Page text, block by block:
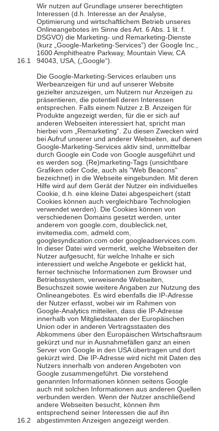
Wir nutzen auf Grundlage unserer berechtigten
Interessen (d.h. Interesse an der Analyse,
Optimierung und wirtschaftlichem Betrieb unseres
Onlineangebotes im Sinne des Art. 6 Abs. 1 lit. f.
DSGVO) die Marketing- und Remarketing-Dienste
(kurz „Google-Marketing-Services”) der Google Inc.,
1600 Amphitheatre Parkway, Mountain View, CA
94043, USA, („Google“).
Die Google-Marketing-Services erlauben uns
Werbeanzeigen für und auf unserer Website
gezielter anzuzeigen, um Nutzern nur Anzeigen zu
präsentieren, die potentiell deren Interessen
entsprechen. Falls einem Nutzer z.B. Anzeigen für
Produkte angezeigt werden, für die er sich auf
anderen Webseiten interessiert hat, spricht man
hierbei vom „Remarketing“. Zu diesen Zwecken wird
bei Aufruf unserer und anderer Webseiten, auf denen
Google-Marketing-Services aktiv sind, unmittelbar
durch Google ein Code von Google ausgeführt und
es werden sog. (Re)marketing-Tags (unsichtbare
Grafiken oder Code, auch als "Web Beacons"
bezeichnet) in die Webseite eingebunden. Mit deren
Hilfe wird auf dem Gerät der Nutzer ein individuelles
Cookie, d.h. eine kleine Datei abgespeichert (statt
Cookies können auch vergleichbare Technologien
verwendet werden). Die Cookies können von
verschiedenen Domains gesetzt werden, unter
anderem von google.com, doubleclick.net,
invitemedia.com, admeld.com,
googlesyndication.com oder googleadservices.com.
In dieser Datei wird vermerkt, welche Webseiten der
Nutzer aufgesucht, für welche Inhalte er sich
interessiert und welche Angebote er geklickt hat,
ferner technische Informationen zum Browser und
Betriebssystem, verweisende Webseiten,
Besuchszeit sowie weitere Angaben zur Nutzung des
Onlineangebotes. Es wird ebenfalls die IP-Adresse
der Nutzer erfasst, wobei wir im Rahmen von
Google-Analytics mitteilen, dass die IP-Adresse
innerhalb von Mitgliedstaaten der Europäischen
Union oder in anderen Vertragsstaaten des
Abkommens über den Europäischen Wirtschaftsraum
gekürzt und nur in Ausnahmefällen ganz an einen
Server von Google in den USA übertragen und dort
gekürzt wird. Die IP-Adresse wird nicht mit Daten des
Nutzers innerhalb von anderen Angeboten von
Google zusammengeführt. Die vorstehend
genannten Informationen können seitens Google
auch mit solchen Informationen aus anderen Quellen
verbunden werden. Wenn der Nutzer anschließend
andere Webseiten besucht, können ihm
entsprechend seiner Interessen die auf ihn
abgestimmten Anzeigen angezeigt werden.